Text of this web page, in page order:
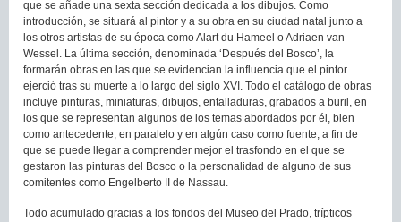
que se añade una sexta sección dedicada a los dibujos. Como
introducción, se situará al pintor y a su obra en su ciudad natal junto a
los otros artistas de su época como Alart du Hameel o Adriaen van
Wessel. La última sección, denominada ‘Después del Bosco’, la
formarán obras en las que se evidencian la influencia que el pintor
ejerció tras su muerte a lo largo del siglo XVI. Todo el catálogo de obras
incluye pinturas, miniaturas, dibujos, entalladuras, grabados a buril, en
los que se representan algunos de los temas abordados por él, bien
como antecedente, en paralelo y en algún caso como fuente, a fin de
que se puede llegar a comprender mejor el trasfondo en el que se
gestaron las pinturas del Bosco o la personalidad de alguno de sus
comitentes como Engelberto II de Nassau.
Todo acumulado gracias a los fondos del Museo del Prado, trípticos